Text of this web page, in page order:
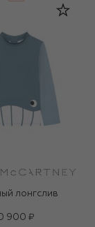
лонгслив
900 ₽